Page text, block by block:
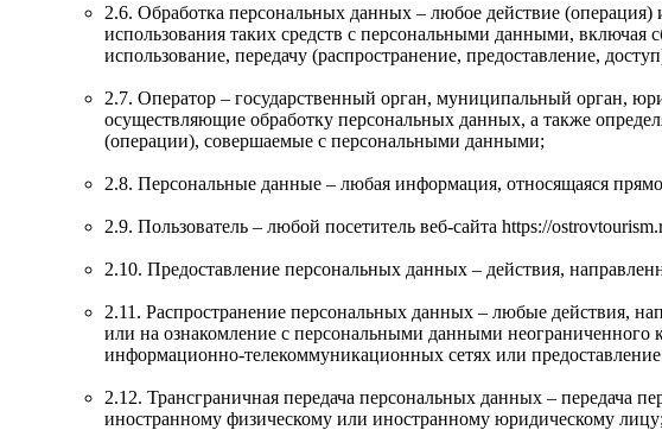
2.6. Обработка персональных данных – любое действие
использования таких средств с персональными данными, включая
использование, передачу (распространение, предоставление,
2.7. Оператор – государственный орган, муниципальный орган,
осуществляющие обработку персональных данных, а также
(операции), совершаемые с персональными данными;
2.8. Персональные данные – любая информация, относящаяся
2.9. Пользователь – любой посетитель веб-сайта https://
2.10. Предоставление персональных данных – действия,
2.11. Распространение персональных данных – любые действия,
или на ознакомление с персональными данными неограниченного
информационно-телекоммуникационных сетях или
2.12. Трансграничная передача персональных данных – передача
иностранному физическому или иностранному юридическому лицу;